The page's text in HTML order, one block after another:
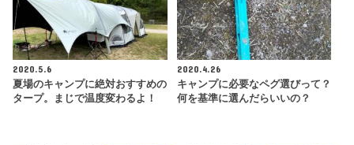
2020.5.6
夏場のキャンプに絶対おすすめの
タープ。まじで温度変わるよ！
2020.4.26
キャンプに必要なペグ選びって？
何を基準に選んだらいいの？